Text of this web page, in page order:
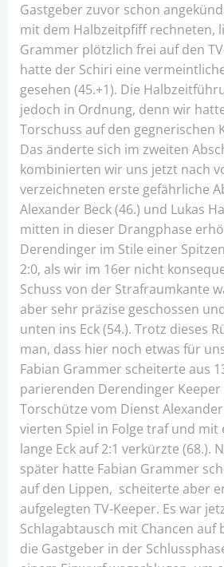
Gastgeber zuvor schon
mit dem Halbzeitpfiff rechneten,
Grammer plötzlich frei auf den
hatte der Schiri eine
gesehen (45.+1). Die
jedoch in Ordnung, denn wir
Torschuss auf den gegnerischen
Das änderte sich im zweiten
kombinierten wir uns jetzt nach
verzeichneten erste gefährliche
Alexander Beck (46.) und Lukas
mitten in dieser Drangphase
Derendinger im Stile einer
2:0, als wir im 16er nicht
Schuss von der Strafraumkante
aber sehr präzise geschossen
unten ins Eck (54.). Trotz dieses
man, dass hier noch etwas für
Fabian Grammer scheiterte aus
parierenden Derendinger Keeper
Torschütze vom Dienst
vierten Spiel in Folge traf und mit
lange Eck auf 2:1 verkürzte (68.).
später hatte Fabian Grammer
auf den Lippen, scheiterte aber
aufgelegten TV-Keeper. Es war
Schlagabtausch mit Chancen auf
die Gastgeber in der